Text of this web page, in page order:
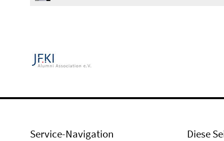
Service-Navigation Diese